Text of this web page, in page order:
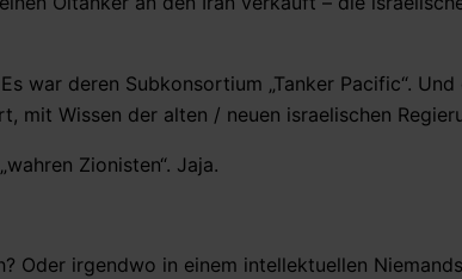
war deren Subkonsortium „Tanker Pacific“.
mit Wissen der alten / neuen israelischen
Zionisten“. Jaja.
Oder irgendwo in einem intellektuellen